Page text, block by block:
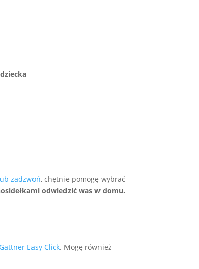
zadzwoń, chętnie pomogę wybrać
odwiedzić was w domu.
Easy Click. Mogę również